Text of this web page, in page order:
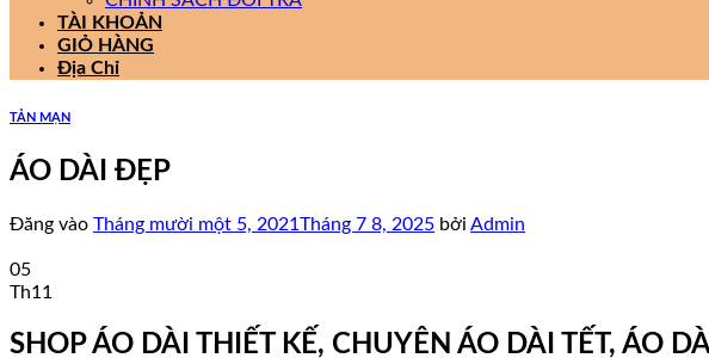
TÀI KHOẢN
GIỎ HÀNG
Địa Chỉ
TẢN MẠN
ÁO DÀI ĐẸP
Đăng vào Tháng mười một 5, 2021 Tháng 7 8, 2025 bởi Admin
05
Th11
SHOP ÁO DÀI THIẾT KẾ, CHUYÊN ÁO DÀI TẾT, ÁO